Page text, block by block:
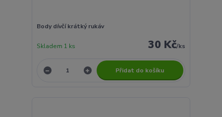
Body dívčí krátký rukáv
30 Kč/ks
Skladem 1 ks
Přidat do košíku